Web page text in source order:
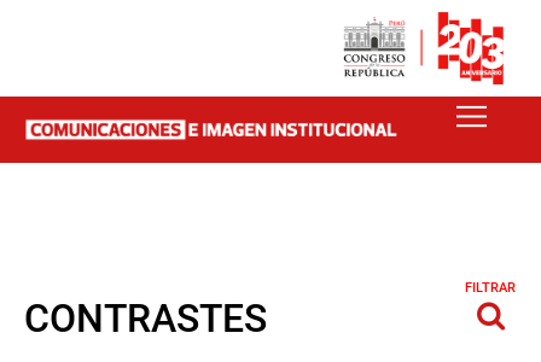
CONTRASTES
FILTRAR